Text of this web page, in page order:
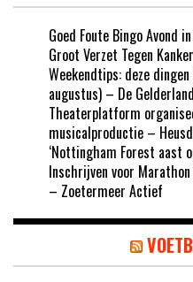
Goed Foute Bingo Avond
Groot Verzet Tegen
Weekendtips: deze
augustus) – De
Theaterplatform
musicalproductie –
‘Nottingham Forest aast
Inschrijven voor
– Zoetermeer Actief